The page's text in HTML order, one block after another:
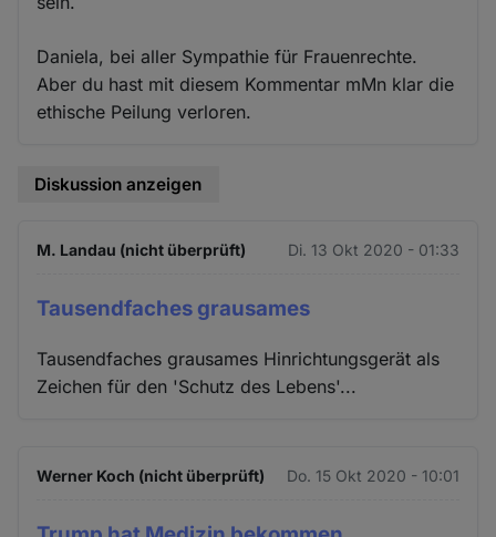
Daniela, bei aller Sympathie für Frauenrechte.
Aber du hast mit diesem Kommentar mMn klar die
ethische Peilung verloren.
Diskussion anzeigen
M. Landau (nicht überprüft) Di. 13 Okt 2020 - 01:33
Tausendfaches grausames
Tausendfaches grausames Hinrichtungsgerät als
Zeichen für den 'Schutz des Lebens'...
Werner Koch (nicht überprüft) Do. 15 Okt 2020 - 10:01